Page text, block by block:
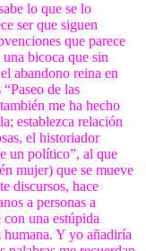
lo que se lo
ser que siguen
que parece
bicoca que sin
abandono reina en
de las
me ha hecho
establezca relación
el historiador
un político”, al que
mujer) que se mueve
discursos, hace
a personas a
una estúpida
humana. Y yo añadiría